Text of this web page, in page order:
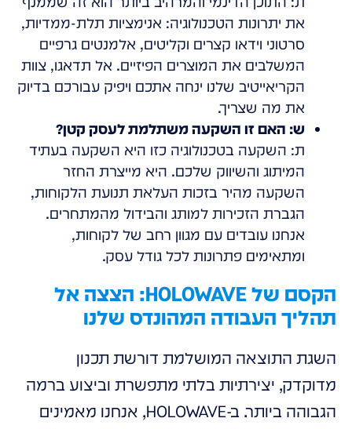
את יתרונות הטכנולוגיה: אנימציות תלת-ממדיות,
סרטוני וידאו קצרים וקליטים, אלמנטים גרפיים
המשלבים את המוצרים הפיזיים. אל תדאגו, צוות
הקריאייטיב שלנו ינחה אתכם ויפיק עבורכם בדיוק
את מה שצריך.
ש: האם זו השקעה משתלמת לעסק קטן?
ת: השקעה בטכנולוגיה כזו היא השקעה בעתיד
המיתוג והשיווק שלכם. היא מייצרת החזר
השקעה מהיר בזכות העלאת תנועת הלקוחות,
הגברת הזכירות למותג והבידול מהמתחרים.
אנחנו עובדים עם מגוון רחב של לקוחות,
ומתאימים פתרונות לכל גודל עסק.
הקסם של HOLOWAVE: הצצה אל
תהליך העבודה המהונדס שלנו
השגת התוצאה המושלמת דורשת תכנון
מדוקדק, יצירתיות בלתי מתפשרת וביצוע ברמה
הגבוהה ביותר. ב-HOLOWAVE, אנחנו מאמינים